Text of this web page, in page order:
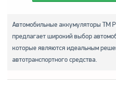
Автомобильные аккумуляторы ТМ
предлагает широкий выбор
которые являются идеальным
автотранспортного средства.